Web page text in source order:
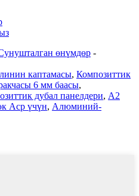
өнүмдөр -
каптамасы, Композиттик
6 мм баасы,
дубал панелдери, A2
Acp үчүн, Алюминий-